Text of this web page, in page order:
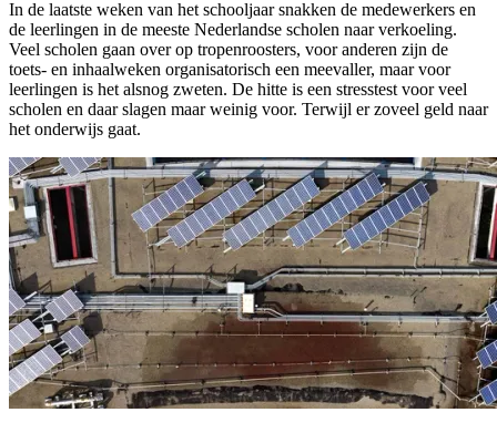
In de laatste weken van het schooljaar snakken de medewerkers en
de leerlingen in de meeste Nederlandse scholen naar verkoeling.
Veel scholen gaan over op tropenroosters, voor anderen zijn de
toets- en inhaalweken organisatorisch een meevaller, maar voor
leerlingen is het alsnog zweten. De hitte is een stresstest voor veel
scholen en daar slagen maar weinig voor. Terwijl er zoveel geld naar
het onderwijs gaat.